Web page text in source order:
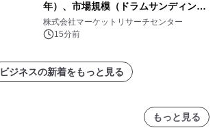
年）、市場規模（ドラムサンディング
マシン、ジェットサンディングマシ
ン、ローラーサンディングマシン、そ
株式会社マーケットリサーチセンター
15分前
ビジネスの新着をもっと見る
もっと見る